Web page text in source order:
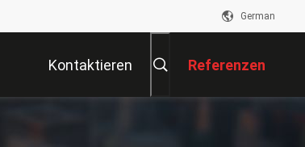
German
Kontaktieren Referenzen